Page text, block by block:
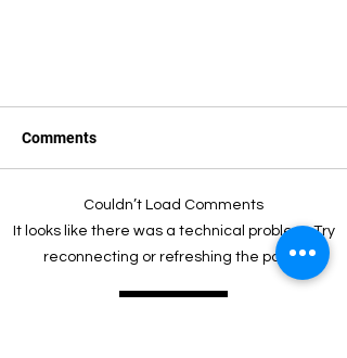
Relatório de Impacto 2022
Comments
Couldn’t Load Comments
It looks like there was a technical problem. Try
reconnecting or refreshing the page.